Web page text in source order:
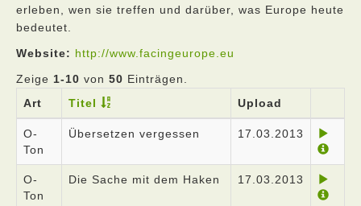
erleben, wen sie treffen und darüber, was Europe heute
bedeutet.
Website: http://www.facingeurope.eu
Zeige 1-10 von 50 Einträgen.
Art
Titel Upload
O-
Ton
Übersetzen vergessen 17.03.2013
O-
Ton
Die Sache mit dem Haken 17.03.2013